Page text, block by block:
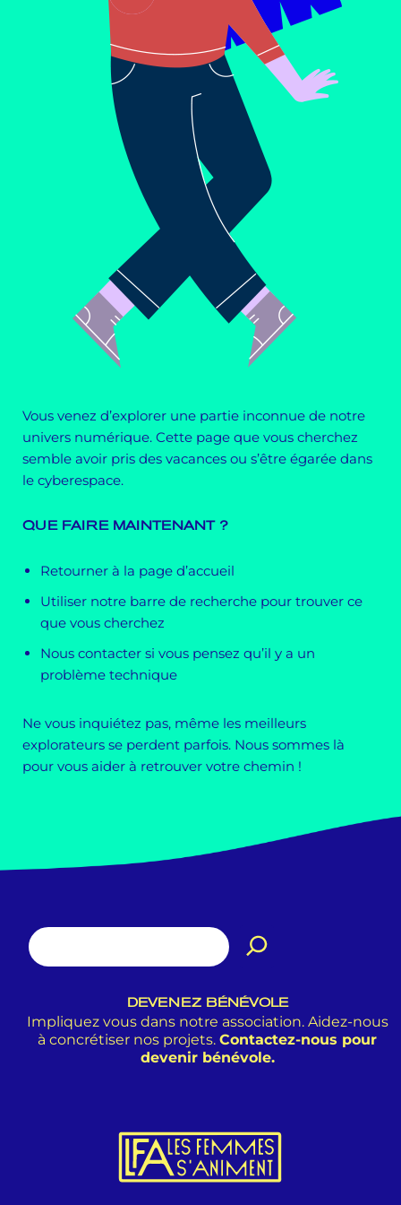
Vous venez d’explorer une partie inconnue de notre
univers numérique. Cette page que vous cherchez
semble avoir pris des vacances ou s’être égarée dans
le cyberespace.
QUE FAIRE MAINTENANT ?
Retourner à la page d’accueil
Utiliser notre barre de recherche pour trouver ce
que vous cherchez
Nous contacter si vous pensez qu’il y a un
problème technique
Ne vous inquiétez pas, même les meilleurs
explorateurs se perdent parfois. Nous sommes là
pour vous aider à retrouver votre chemin !
DEVENEZ BÉNÉVOLE
Impliquez vous dans notre association. Aidez-nous
à concrétiser nos projets. Contactez-nous pour
devenir bénévole.